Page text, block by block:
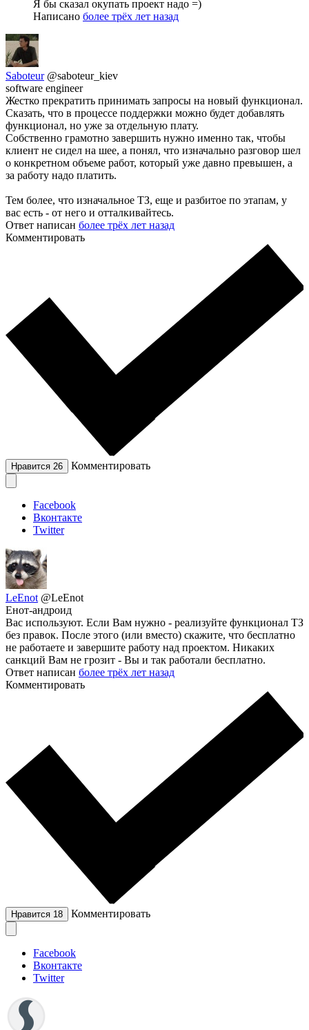
Я бы сказал окупать проект надо =)
Написано более трёх лет назад
Saboteur @saboteur_kiev
software engineer
Жестко прекратить принимать запросы на новый функционал.
Сказать, что в процессе поддержки можно будет добавлять
функционал, но уже за отдельную плату.
Собственно грамотно завершить нужно именно так, чтобы
клиент не сидел на шее, а понял, что изначально разговор шел
о конкретном объеме работ, который уже давно превышен, а
за работу надо платить.
Тем более, что изначальное ТЗ, еще и разбитое по этапам, у
вас есть - от него и отталкивайтесь.
Ответ написан более трёх лет назад
Комментировать
Нравится 26 Комментировать
Facebook
Вконтакте
Twitter
LeEnot @LeEnot
Енот-андроид
Вас используют. Если Вам нужно - реализуйте функционал ТЗ
без правок. После этого (или вместо) скажите, что бесплатно
не работаете и завершите работу над проектом. Никаких
санкций Вам не грозит - Вы и так работали бесплатно.
Ответ написан более трёх лет назад
Комментировать
Нравится 18 Комментировать
Facebook
Вконтакте
Twitter